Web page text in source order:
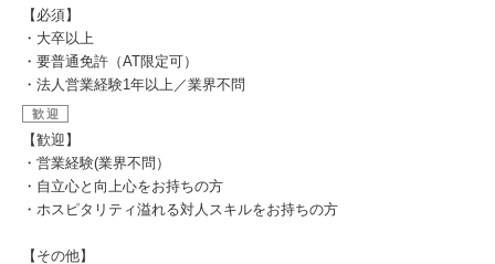
【必須】
・大卒以上
・要普通免許（AT限定可）
・法人営業経験1年以上／業界不問
歓迎
【歓迎】
・営業経験(業界不問）
・自立心と向上心をお持ちの方
・ホスピタリティ溢れる対人スキルをお持ちの方
【その他】